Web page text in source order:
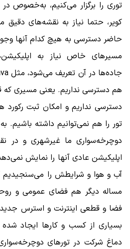
توری را برگزار می‌کنیم، به‌خصوص
کویر، حتما نیاز به نقشه‌های
حاضر دسترسی به هیچ کدام آنها وجود
مسیرهای خاص نیاز به
هم دسترسی نداریم. یعنی مسیری که
دسترسی نداریم و امکان ثبت رکورد
تور را هم نمی‌توانیم داشته باشیم.
دوچرخه‌سواری ما غیرشهری و در
اپلیکیشن عادی آنها را نمایش
آب و هوا و شرایطش را
مساله دیگر هم فضای عمومی و
فضا و قطعی اینترنت و استرس
بسیاری از کسب و کارها ایجاد
دماغ شرکت در تورهای دوچرخه‌سواری